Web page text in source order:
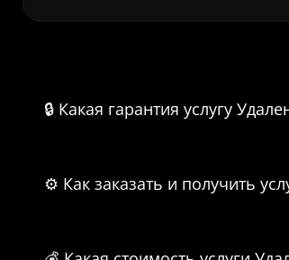
🔒 Какая гарантия услугу
⚙️ Как заказать и получить